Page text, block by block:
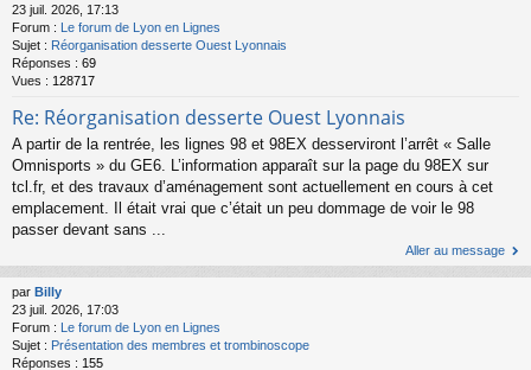
23 juil. 2026, 17:13
Forum : Le forum de Lyon en Lignes
Sujet : Réorganisation desserte Ouest Lyonnais
Réponses : 69
Vues : 128717
Re: Réorganisation desserte Ouest Lyonnais
A partir de la rentrée, les lignes 98 et 98EX desserviront l’arrêt « Salle
Omnisports » du GE6. L’information apparaît sur la page du 98EX sur
tcl.fr, et des travaux d’aménagement sont actuellement en cours à cet
emplacement. Il était vrai que c’était un peu dommage de voir le 98
passer devant sans ...
Aller au message
par Billy
23 juil. 2026, 17:03
Forum : Le forum de Lyon en Lignes
Sujet : Présentation des membres et trombinoscope
Réponses : 155